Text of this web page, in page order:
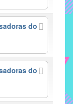
do
do